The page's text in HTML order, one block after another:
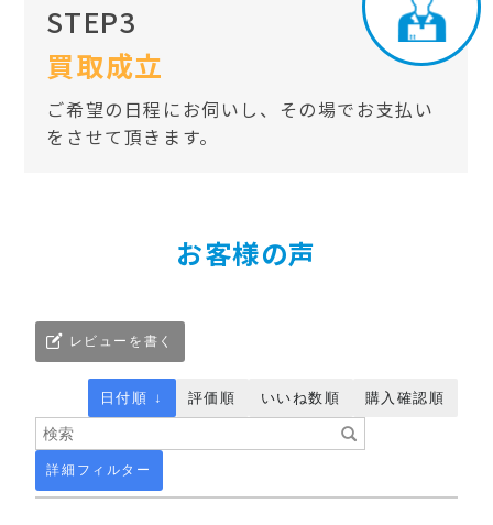
STEP3
買取成立
ご希望の日程にお伺いし、その場でお支払い
をさせて頂きます。
お客様の声
レビューを書く
詳細フィルター
日付順 ↓ 評価順 いいね数順 購入確認順